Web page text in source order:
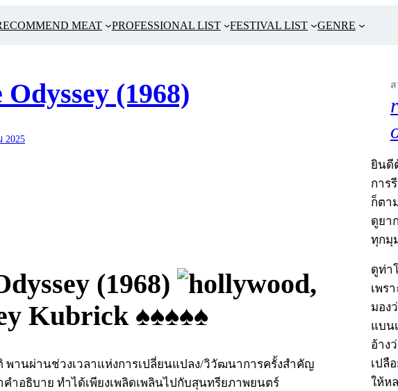
MEAT PROFESSIONAL LIST FESTIVAL LIST GENRE
Odyssey (1968)
2025
(1968)
,
Kubrick ♠♠♠♠♠
านผ่านช่วงเวลาแห่งการเปลี่ยนแปลง/วิวัฒนาการครั้งสำคัญ
ำอธิบาย ทำได้เพียงเพลิดเพลินไปกับสุนทรียภาพยนตร์
ยินดี
การ
ก็ตา
ดูยา
ทุกมุ
ดูท่า
เพร
มอง
แบน
อ้าง
เปลื
ให้ห